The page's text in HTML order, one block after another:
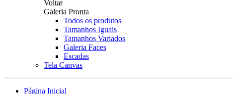
Voltar
Galeria Pronta
Todos os produtos
Tamanhos Iguais
Tamanhos Variados
Galeria Faces
Escadas
Tela Canvas
Página Inicial